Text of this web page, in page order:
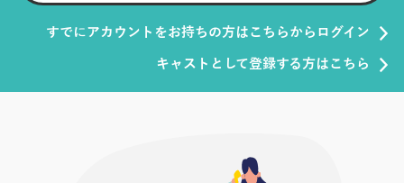
すでにアカウントをお持ちの方はこちらからログイン
キャストとして登録する方はこちら